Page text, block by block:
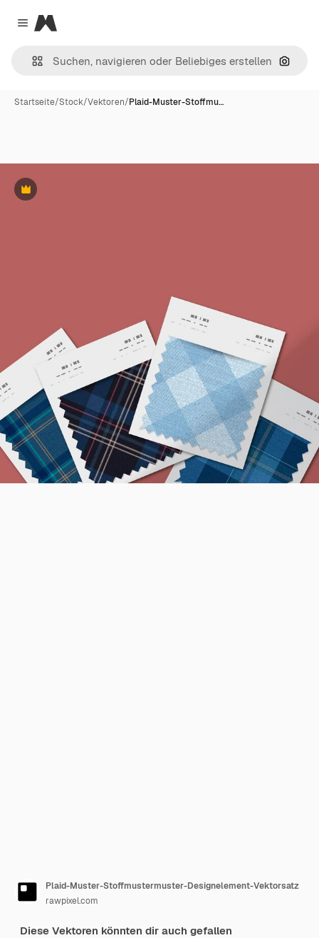
Close menu
Magnific
Nach
Startseite/Stock/Vektoren/Plaid-Muster-Stoffmu…
Premium
Plaid-Muster-Stoffmustermuster-Designelement-Vektorsatz
rawpixel.com
Diese Vektoren könnten dir auch gefallen